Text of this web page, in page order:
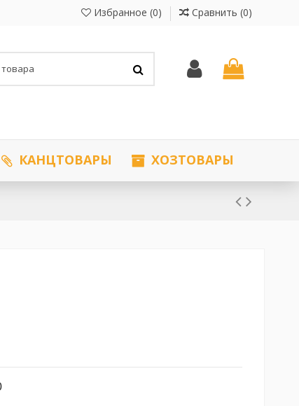
Избранное (0) Сравнить (0)
ХОЗТОВАРЫ
КАНЦТОВАРЫ